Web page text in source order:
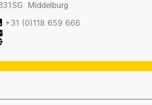
Middelburg
+31 (0)118 659 666